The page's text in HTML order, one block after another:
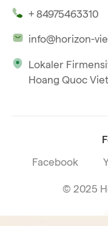
Unsere
+ 84975463310
info@horizon-
Lokaler
Hoang Quoc
Facebook
© 2025